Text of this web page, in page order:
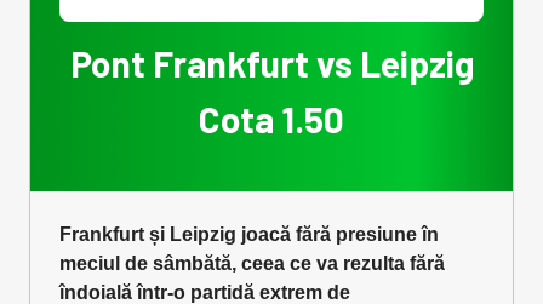
Pont Frankfurt vs Leipzig
Cota 1.50
Frankfurt și Leipzig joacă fără presiune în
meciul de sâmbătă, ceea ce va rezulta fără
îndoială într-o partidă extrem de